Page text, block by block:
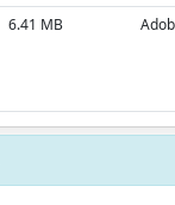
6.41 MB